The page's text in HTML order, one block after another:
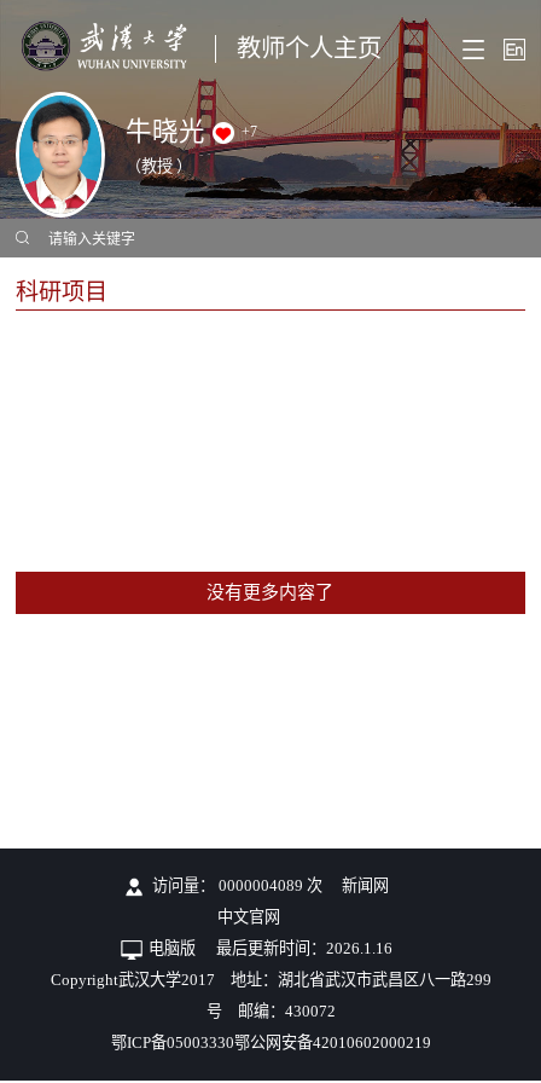
教师个人主页
牛晓光 +7
（教授 ）
科研项目
没有更多内容了
访问量： 0000004089 次
新闻网
中文官网
电脑版
最后更新时间： 2026.1.16
Copyright武汉大学2017 地址：湖北省武汉市武昌区八一路299
号 邮编：430072
鄂ICP备05003330鄂公网安备42010602000219